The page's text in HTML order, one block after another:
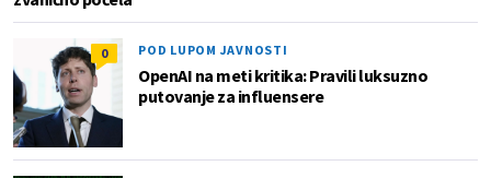
0 POD LUPOM JAVNOSTI
OpenAI na meti kritika: Pravili luksuzno
putovanje za influensere